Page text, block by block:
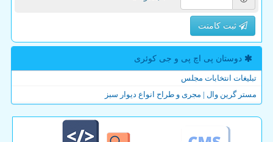
ثبت کامنت
دوستان پی اچ پی و جی كوئری
تبلیغات انتخابات مجلس
مستر گرین وال | مجری و طراح انواع دیوار سبز